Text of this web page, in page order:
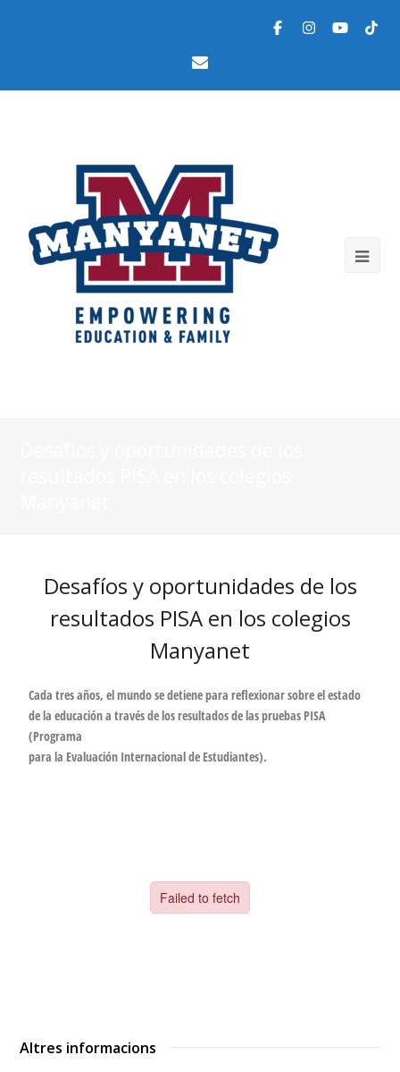
Desafíos y oportunidades de los
resultados PISA en los colegios
Manyanet
Cada tres años, el mundo se detiene para reflexionar sobre el estado
de la educación a través de los resultados de las pruebas PISA
(Programa
para la Evaluación Internacional de Estudiantes).
Altres informacions